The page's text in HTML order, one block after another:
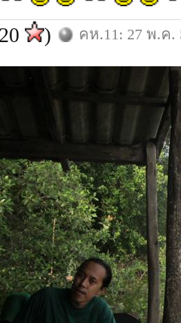
) คห.11: 27 พ.ค.